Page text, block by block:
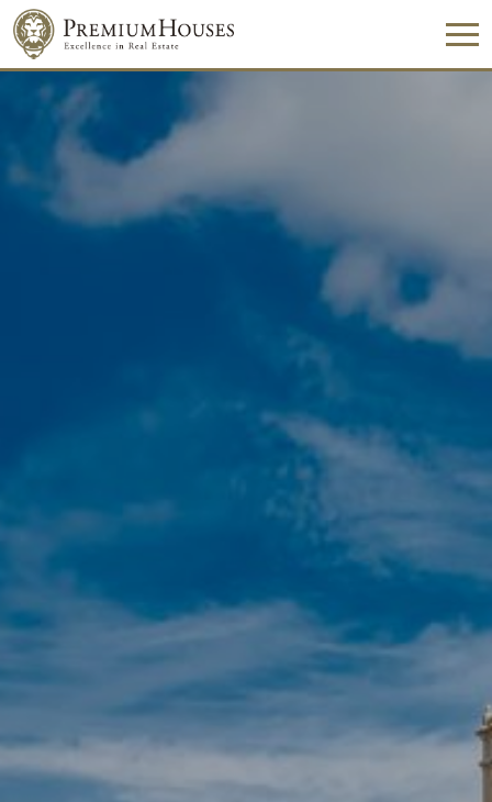
Modificar cookies
Este sitio web utiliza Cookies propias para recopilar
información con la finalidad de mejorar nuestros servicios.
Si continua navegando, supone la aceptación de la
instalación de las mismas. El usuario tiene la posibilidad
impedir que sean instaladas en su disco duro, aunque